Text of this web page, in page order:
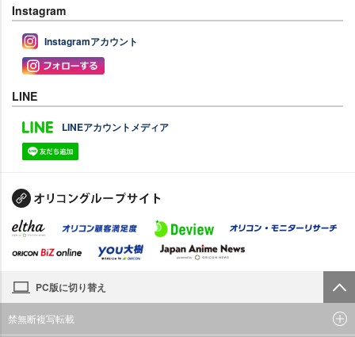
Instagram
Instagramアカウント
LINE
LINEアカウントメディア
PC版に切り替え
禁無断複写転載